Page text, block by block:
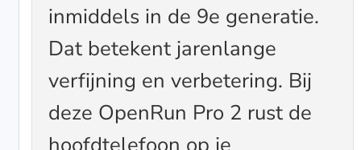
inmiddels in de 9e generatie.
Dat betekent jarenlange
verfijning en verbetering. Bij
deze OpenRun Pro 2 rust de